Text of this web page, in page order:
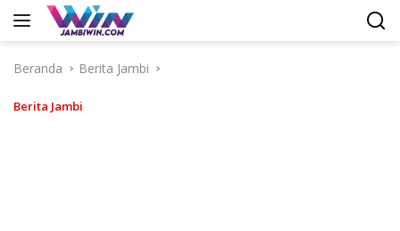
Langsung
Beranda
Berita Jambi
Berita Jambi